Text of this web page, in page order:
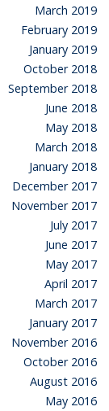
March 2019
February 2019
January 2019
October 2018
September 2018
June 2018
May 2018
March 2018
January 2018
December 2017
November 2017
July 2017
June 2017
May 2017
April 2017
March 2017
January 2017
November 2016
October 2016
August 2016
May 2016